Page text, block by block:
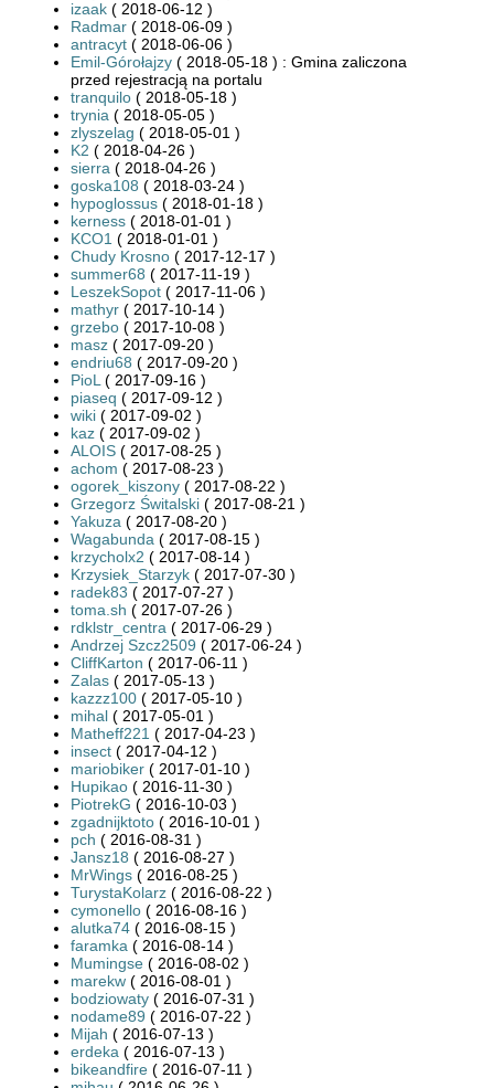
izaak ( 2018-06-12 )
Radmar ( 2018-06-09 )
antracyt ( 2018-06-06 )
Emil-Górołajzy ( 2018-05-18 ) : Gmina zaliczona
przed rejestracją na portalu
tranquilo ( 2018-05-18 )
trynia ( 2018-05-05 )
zlyszelag ( 2018-05-01 )
K2 ( 2018-04-26 )
sierra ( 2018-04-26 )
goska108 ( 2018-03-24 )
hypoglossus ( 2018-01-18 )
kerness ( 2018-01-01 )
KCO1 ( 2018-01-01 )
Chudy Krosno ( 2017-12-17 )
summer68 ( 2017-11-19 )
LeszekSopot ( 2017-11-06 )
mathyr ( 2017-10-14 )
grzebo ( 2017-10-08 )
masz ( 2017-09-20 )
endriu68 ( 2017-09-20 )
PioL ( 2017-09-16 )
piaseq ( 2017-09-12 )
wiki ( 2017-09-02 )
kaz ( 2017-09-02 )
ALOIS ( 2017-08-25 )
achom ( 2017-08-23 )
ogorek_kiszony ( 2017-08-22 )
Grzegorz Świtalski ( 2017-08-21 )
Yakuza ( 2017-08-20 )
Wagabunda ( 2017-08-15 )
krzycholx2 ( 2017-08-14 )
Krzysiek_Starzyk ( 2017-07-30 )
radek83 ( 2017-07-27 )
toma.sh ( 2017-07-26 )
rdklstr_centra ( 2017-06-29 )
Andrzej Szcz2509 ( 2017-06-24 )
CliffKarton ( 2017-06-11 )
Zalas ( 2017-05-13 )
kazzz100 ( 2017-05-10 )
mihal ( 2017-05-01 )
Matheff221 ( 2017-04-23 )
insect ( 2017-04-12 )
mariobiker ( 2017-01-10 )
Hupikao ( 2016-11-30 )
PiotrekG ( 2016-10-03 )
zgadnijktoto ( 2016-10-01 )
pch ( 2016-08-31 )
Jansz18 ( 2016-08-27 )
MrWings ( 2016-08-25 )
TurystaKolarz ( 2016-08-22 )
cymonello ( 2016-08-16 )
alutka74 ( 2016-08-15 )
faramka ( 2016-08-14 )
Mumingse ( 2016-08-02 )
marekw ( 2016-08-01 )
bodziowaty ( 2016-07-31 )
nodame89 ( 2016-07-22 )
Mijah ( 2016-07-13 )
erdeka ( 2016-07-13 )
bikeandfire ( 2016-07-11 )